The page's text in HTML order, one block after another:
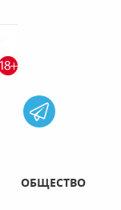
ОБЩЕСТВО